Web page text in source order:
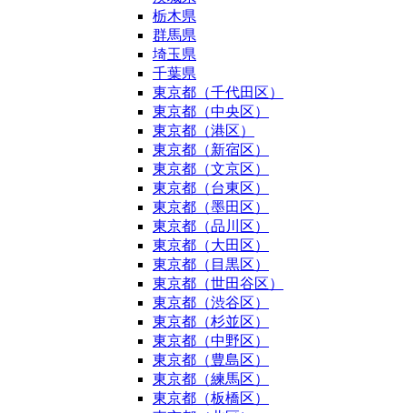
栃木県
群馬県
埼玉県
千葉県
東京都（千代田区）
東京都（中央区）
東京都（港区）
東京都（新宿区）
東京都（文京区）
東京都（台東区）
東京都（墨田区）
東京都（品川区）
東京都（大田区）
東京都（目黒区）
東京都（世田谷区）
東京都（渋谷区）
東京都（杉並区）
東京都（中野区）
東京都（豊島区）
東京都（練馬区）
東京都（板橋区）